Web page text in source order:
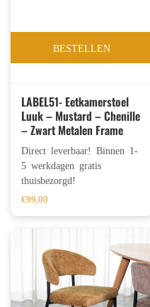
BESTELLEN
LABEL51- Eetkamerstoel
Luuk – Mustard – Chenille
– Zwart Metalen Frame
Direct leverbaar! Binnen 1-
5 werkdagen gratis
thuisbezorgd!
€99,00